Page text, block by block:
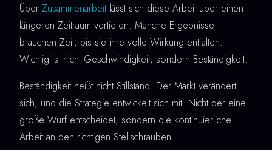
Über Zusammenarbeit lässt sich diese Arbeit über einen
längeren Zeitraum vertiefen. Manche Ergebnisse
brauchen Zeit, bis sie ihre volle Wirkung entfalten.
Wichtig ist nicht Geschwindigkeit, sondern Beständigkeit.
Beständigkeit heißt nicht Stillstand. Der Markt verändert
sich, und die Strategie entwickelt sich mit. Nicht der eine
große Wurf entscheidet, sondern die kontinuierliche
Arbeit an den richtigen Stellschrauben.